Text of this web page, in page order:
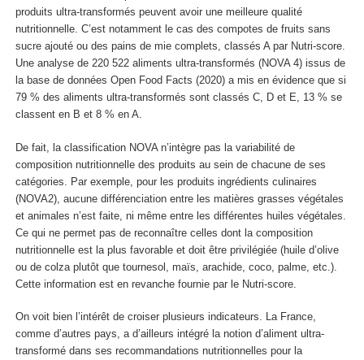
produits ultra-transformés peuvent avoir une meilleure qualité
nutritionnelle. C’est notamment le cas des compotes de fruits sans
sucre ajouté ou des pains de mie complets, classés A par Nutri-score.
Une analyse de 220 522 aliments ultra-transformés (NOVA 4) issus de
la base de données Open Food Facts (2020) a mis en évidence que si
79 % des aliments ultra-transformés sont classés C, D et E, 13 % se
classent en B et 8 % en A.
De fait, la classification NOVA n’intègre pas la variabilité de
composition nutritionnelle des produits au sein de chacune de ses
catégories. Par exemple, pour les produits ingrédients culinaires
(NOVA2), aucune différenciation entre les matières grasses végétales
et animales n’est faite, ni même entre les différentes huiles végétales.
Ce qui ne permet pas de reconnaître celles dont la composition
nutritionnelle est la plus favorable et doit être privilégiée (huile d’olive
ou de colza plutôt que tournesol, maïs, arachide, coco, palme, etc.).
Cette information est en revanche fournie par le Nutri-score.
On voit bien l’intérêt de croiser plusieurs indicateurs. La France,
comme d’autres pays, a d’ailleurs intégré la notion d’aliment ultra-
transformé dans ses recommandations nutritionnelles pour la